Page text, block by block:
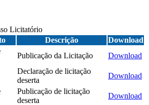
Licitatório
Descrição
Download
Publicação da Licitação Download
Declaração de licitação
deserta
Download
Publicação de licitação
deserta
Download